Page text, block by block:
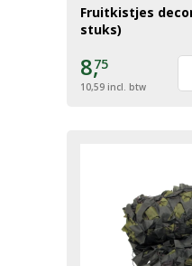
Fruitkistjes
stuks)
8,75
10,59 incl. btw